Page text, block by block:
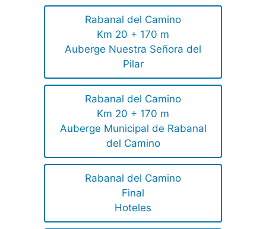
Rabanal del Camino
Km 20 + 170 m
Auberge Nuestra Señora del
Pilar
Rabanal del Camino
Km 20 + 170 m
Auberge Municipal de Rabanal
del Camino
Rabanal del Camino
Final
Hoteles